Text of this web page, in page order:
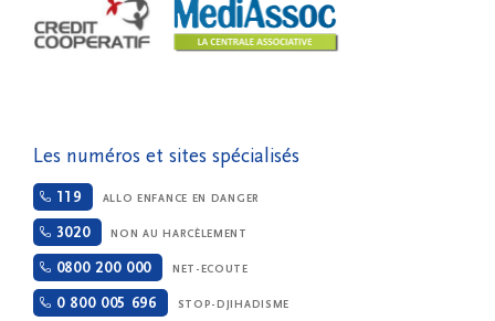
Les numéros et sites spécialisés
119 ALLO ENFANCE EN DANGER
3020 NON AU HARCÈLEMENT
0800 200 000 NET-ECOUTE
0 800 005 696 STOP-DJIHADISME